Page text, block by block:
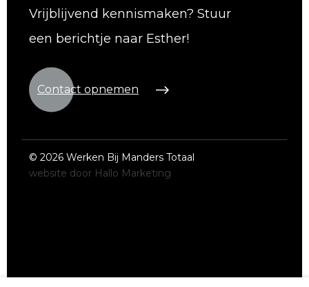
Vrijblijvend kennismaken? Stuur
een berichtje naar Esther!
Contact opnemen
© 2026 Werken Bij Manders Totaal
website door Hallo Marketing